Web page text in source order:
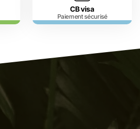
CB visa
Paiement sécurisé